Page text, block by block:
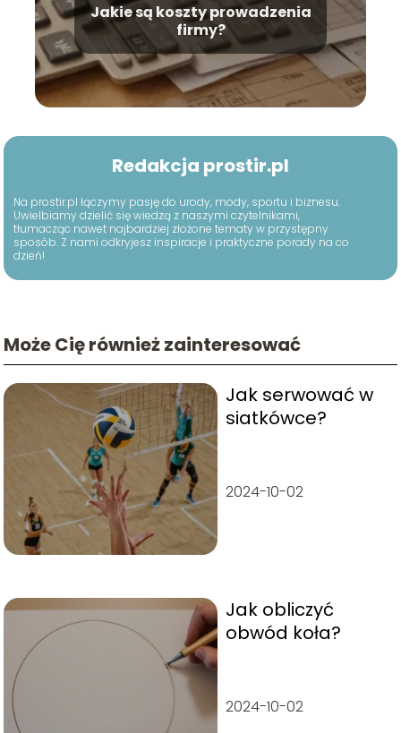
Jakie są koszty prowadzenia
firmy?
Redakcja prostir.pl
Na prostir.pl łączymy pasję do urody, mody, sportu i biznesu.
Uwielbiamy dzielić się wiedzą z naszymi czytelnikami,
tłumacząc nawet najbardziej złożone tematy w przystępny
sposób. Z nami odkryjesz inspiracje i praktyczne porady na co
dzień!
Może Cię również zainteresować
Jak serwować w
siatkówce?
2024-10-02
Jak obliczyć
obwód koła?
2024-10-02